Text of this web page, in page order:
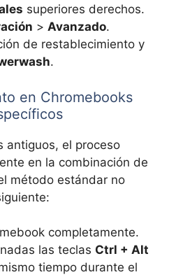
superiores derechos.
> Avanzado.
de restablecimiento y
.
en Chromebooks
antiguos, el proceso
en la combinación de
método estándar no
completamente.
las teclas Ctrl + Alt
tiempo durante el